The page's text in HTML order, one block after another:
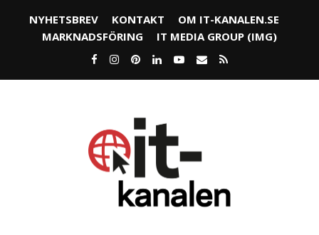
NYHETSBREV KONTAKT
OM IT-KANALEN.SE
MARKNADSFÖRING
IT MEDIA GROUP (IMG)